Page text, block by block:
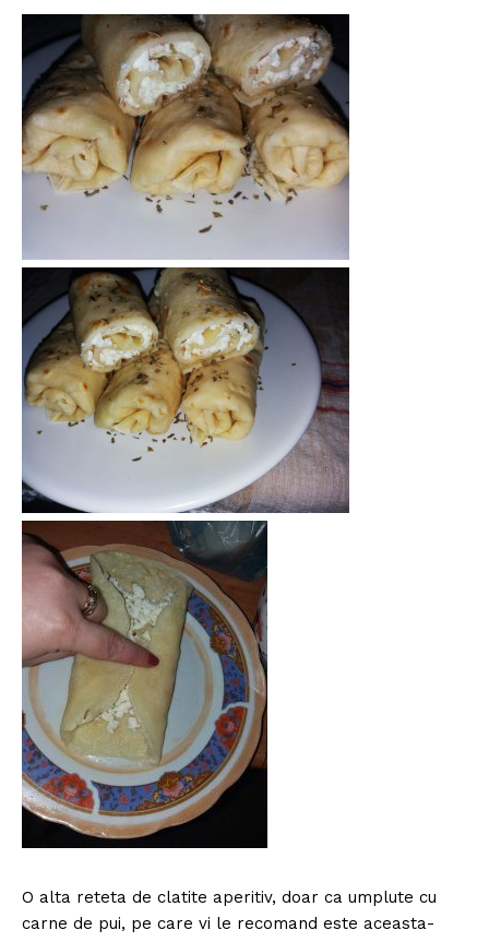
O alta reteta de clatite aperitiv, doar ca umplute cu
carne de pui, pe care vi le recomand este aceasta-